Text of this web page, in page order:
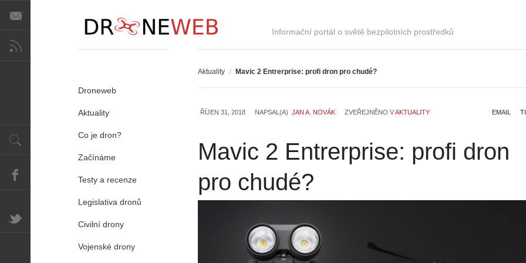
Informační portál o světě bezpilotních prostředků
Aktuality / Mavic 2 Entrerprise: profi dron pro chudé?
ŘÍJEN 31, 2018 NAPSAL(A) JAN A. NOVÁK ZVEŘEJNĚNO VAKTUALITY EMAIL
Mavic 2 Entrerprise: profi dron
pro chudé?
Droneweb
Aktuality
Co je dron?
Začínáme
Testy a recenze
Legislativa dronů
Civilní drony
Vojenské drony